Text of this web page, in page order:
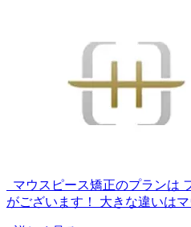
マウスピース矯正のプランは
がございます！ 大きな違いは